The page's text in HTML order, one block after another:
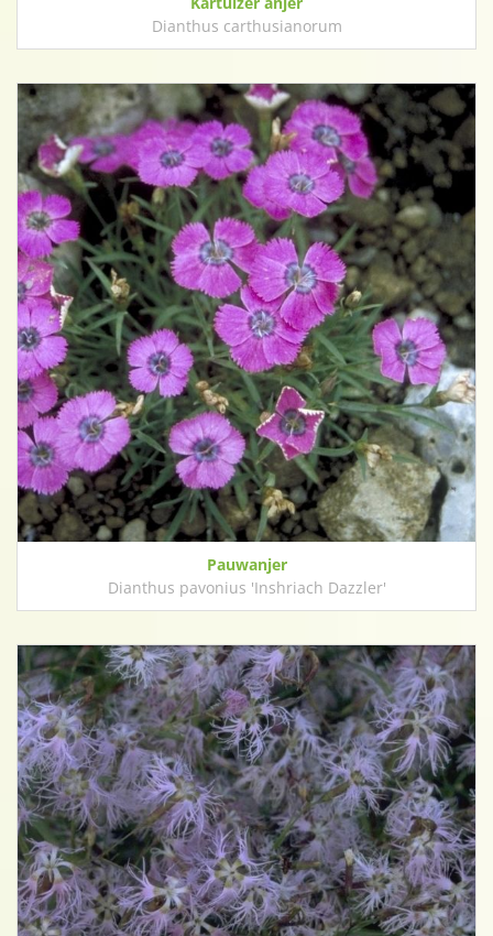
Dianthus carthusianorum
Pauwanjer
Dianthus pavonius 'Inshriach Dazzler'